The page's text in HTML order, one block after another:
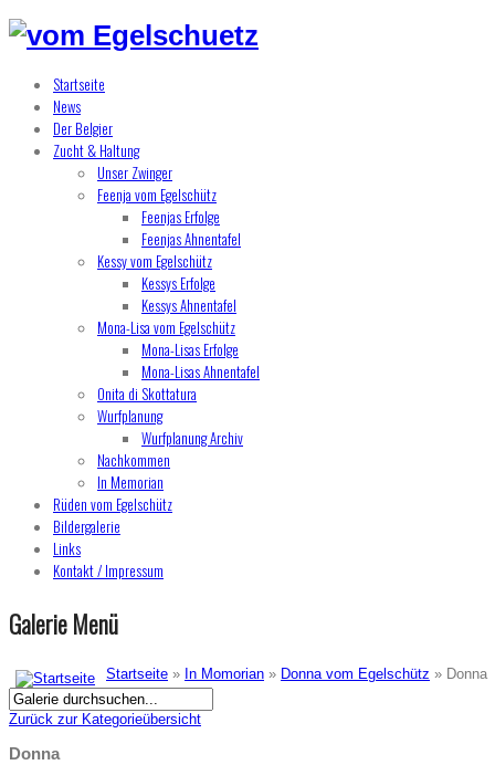
Startseite
News
Der Belgier
Zucht & Haltung
Unser Zwinger
Feenja vom Egelschütz
Feenjas Erfolge
Feenjas Ahnentafel
Kessy vom Egelschütz
Kessys Erfolge
Kessys Ahnentafel
Mona-Lisa vom Egelschütz
Mona-Lisas Erfolge
Mona-Lisas Ahnentafel
Onita di Skottatura
Wurfplanung
Wurfplanung Archiv
Nachkommen
In Memorian
Rüden vom Egelschütz
Bildergalerie
Links
Kontakt / Impressum
Galerie Menü
Startseite » In Momorian » Donna vom Egelschütz » Donna
Zurück zur Kategorieübersicht
Donna